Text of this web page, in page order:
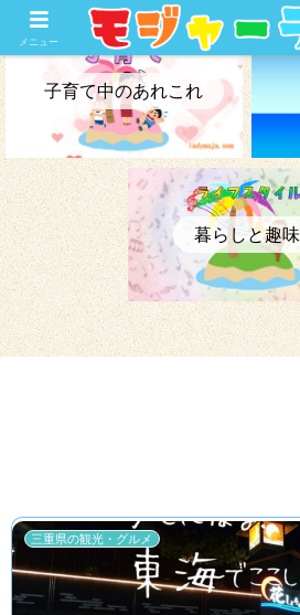
子育て中のあれこれ
暮らしと趣味
三重県の観光・グルメ
メニュー